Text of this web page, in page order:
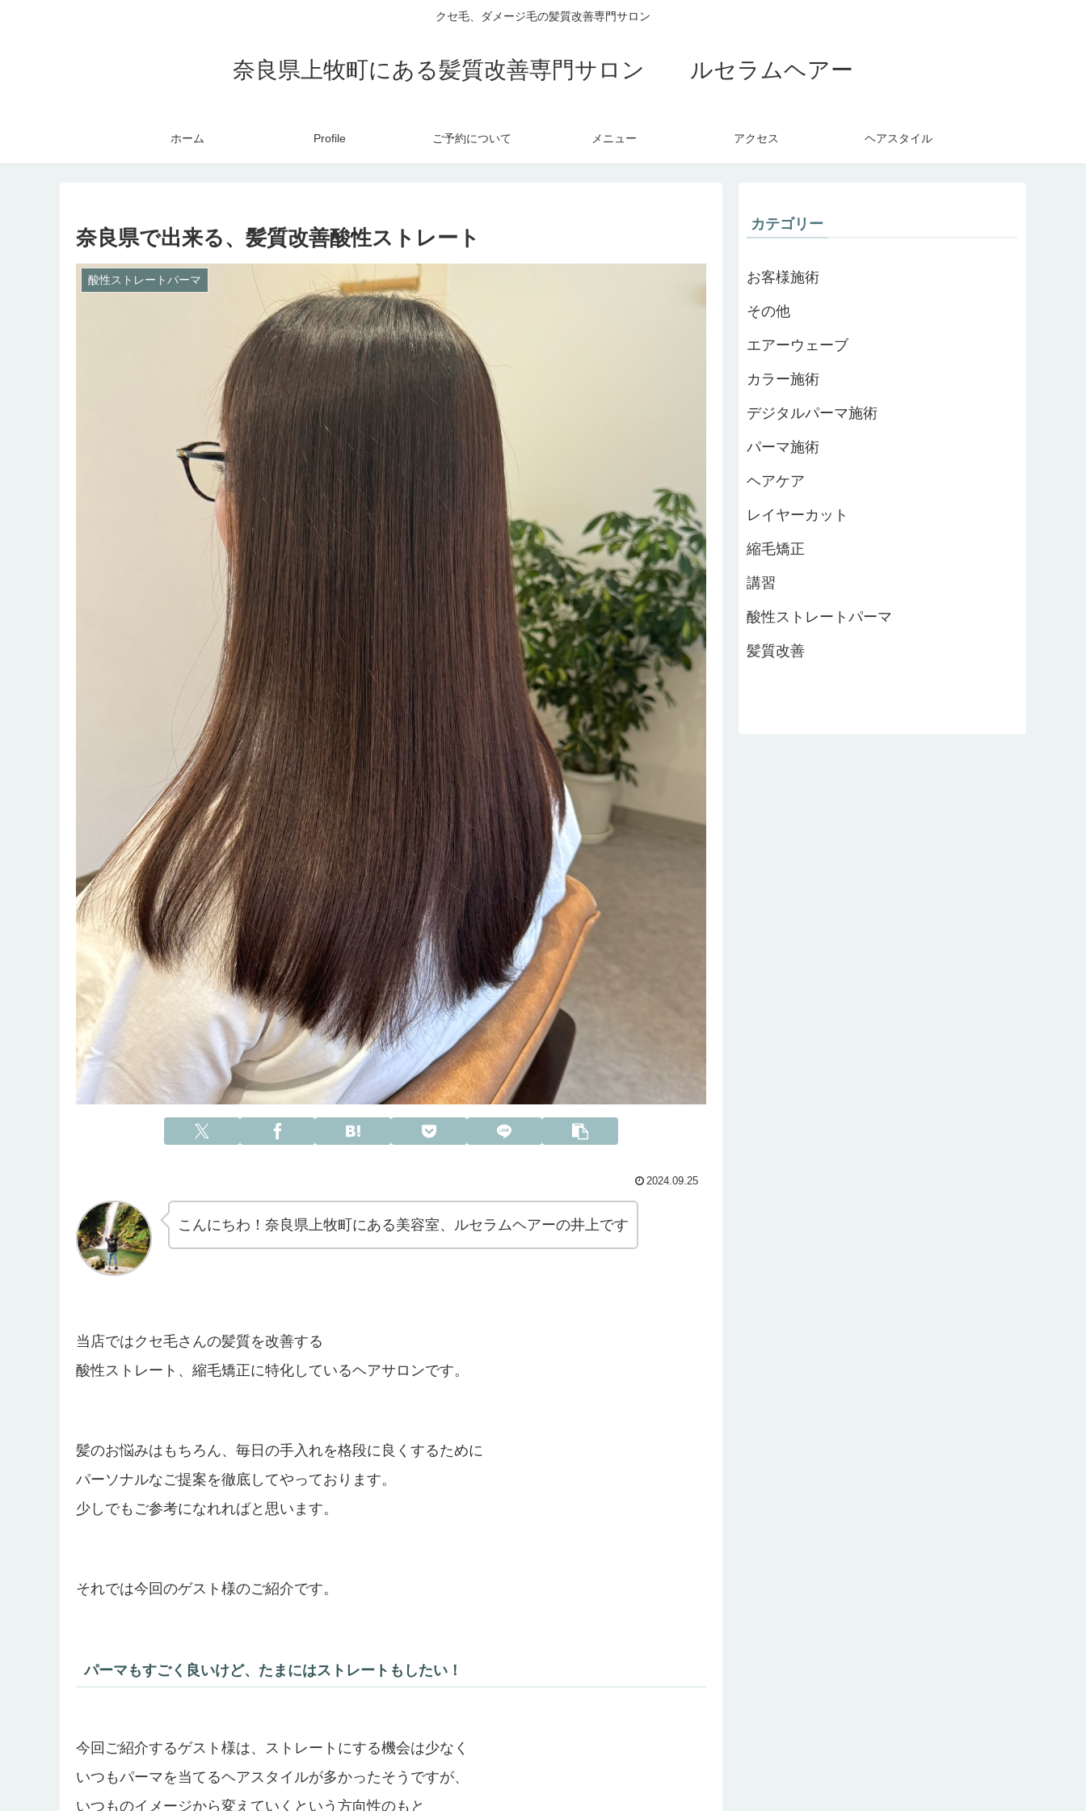
クセ毛、ダメージ毛の髪質改善専門サロン
奈良県上牧町にある髪質改善専門サロン ルセラムヘアー
ホーム Profile ご予約について メニュー アクセス ヘアスタイル
奈良県で出来る、髪質改善酸性ストレート
酸性ストレートパーマ
2024.09.25
こんにちわ！奈良県上牧町にある美容室、ルセラムヘアーの井上です
当店ではクセ毛さんの髪質を改善する
酸性ストレート、縮毛矯正に特化しているヘアサロンです。
髪のお悩みはもちろん、毎日の手入れを格段に良くするために
パーソナルなご提案を徹底してやっております。
少しでもご参考になれればと思います。
それでは今回のゲスト様のご紹介です。
パーマもすごく良いけど、たまにはストレートもしたい！
今回ご紹介するゲスト様は、ストレートにする機会は少なく
いつもパーマを当てるヘアスタイルが多かったそうですが、
いつものイメージから変えていくという方向性のもと
カテゴリー
お客様施術
その他
エアーウェーブ
カラー施術
デジタルパーマ施術
パーマ施術
ヘアケア
レイヤーカット
縮毛矯正
講習
酸性ストレートパーマ
髪質改善